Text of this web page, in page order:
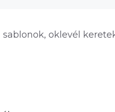
oklevél